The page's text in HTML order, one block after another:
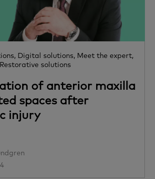
Digital solutions, Meet the expert,
Restorative solutions
of anterior maxilla
spaces after
injury